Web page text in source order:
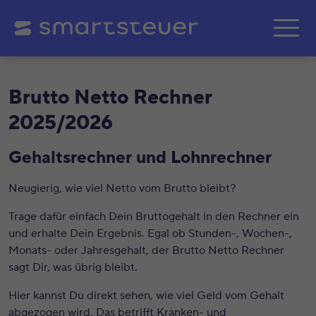
Zum Hauptinhalt
Brutto Netto Rechner
2025/2026
Gehaltsrechner und Lohnrechner
Neugierig, wie viel Netto vom Brutto bleibt?
Trage dafür einfach Dein Bruttogehalt in den Rechner ein
und erhalte Dein Ergebnis. Egal ob Stunden-, Wochen-,
Monats- oder Jahresgehalt, der Brutto Netto Rechner
sagt Dir, was übrig bleibt.
Hier kannst Du direkt sehen, wie viel Geld vom Gehalt
abgezogen wird. Das betrifft Kranken- und